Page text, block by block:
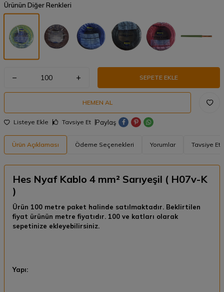
Ürünün Diğer Renkleri
SEPETE EKLE
HEMEN AL
Listeye Ekle Tavsiye Et Paylaş
Ürün Açıklaması Ödeme Seçenekleri Yorumlar Tavsiye Et
Hes Nyaf Kablo 4 mm² Sarıyeşil ( H07v-K
)
Ürün 100 metre paket halinde satılmaktadır. Beklirtilen
fiyat ürünün metre fiyatıdır. 100 ve katları olarak
sepetinize ekleyebilirsiniz.
Yapı: